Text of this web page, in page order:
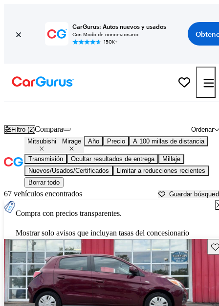
CarGurus: Autos nuevos y usados
Con Modo de concesionario
150K+
Filtro (2) Ordenar
Compara
Mitsubishi Mirage Año Precio A 100 millas de distancia
Transmisión Ocultar resultados de entrega
Millaje
Nuevos/Usados/Certificados
Limitar a reducciones recientes
Borrar todo
67 vehículos encontrados Guardar
Compra con precios transparentes.
Mostrar solo avisos que incluyan tasas del concesionario